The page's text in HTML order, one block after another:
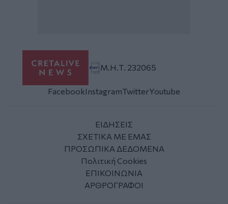
Μ.Η.Τ. 232065
FacebookInstagramTwitterYoutube
ΕΙΔΗΣΕΙΣ
ΣΧΕΤΙΚΑ ΜΕ ΕΜΑΣ
ΠΡΟΣΩΠΙΚΑ ΔΕΔΟΜΕΝΑ
Πολιτική Cookies
ΕΠΙΚΟΙΝΩΝΙΑ
ΑΡΘΡΟΓΡΑΦΟΙ